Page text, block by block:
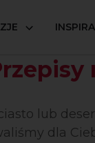
lub
dla